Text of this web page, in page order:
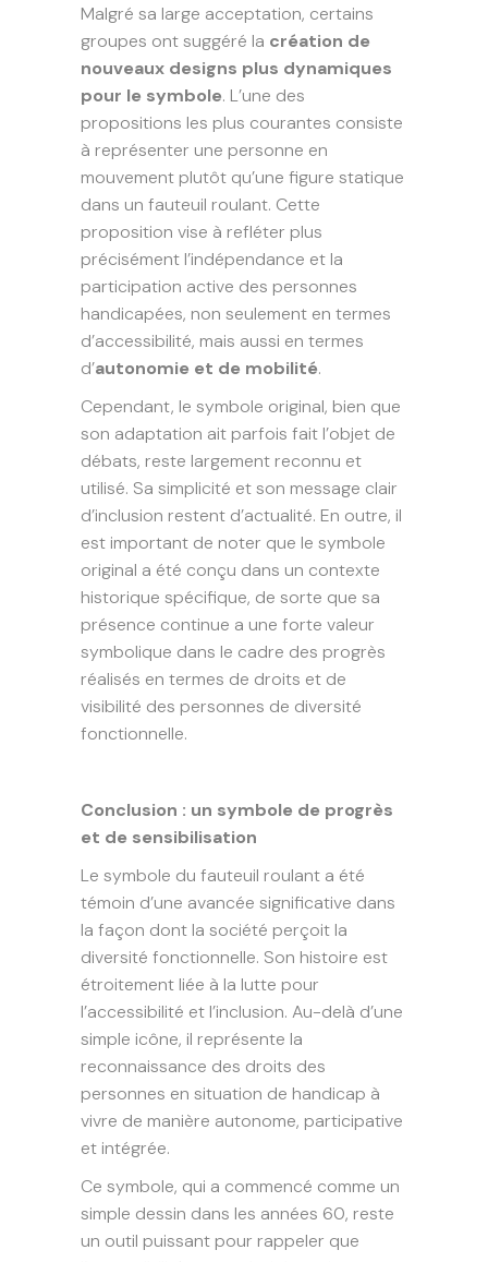
Malgré sa large acceptation, certains
groupes ont suggéré la création de
nouveaux designs plus dynamiques
pour le symbole. L’une des
propositions les plus courantes consiste
à représenter une personne en
mouvement plutôt qu’une figure statique
dans un fauteuil roulant. Cette
proposition vise à refléter plus
précisément l’indépendance et la
participation active des personnes
handicapées, non seulement en termes
d’accessibilité, mais aussi en termes
d’autonomie et de mobilité.
Cependant, le symbole original, bien que
son adaptation ait parfois fait l’objet de
débats, reste largement reconnu et
utilisé. Sa simplicité et son message clair
d’inclusion restent d’actualité. En outre, il
est important de noter que le symbole
original a été conçu dans un contexte
historique spécifique, de sorte que sa
présence continue a une forte valeur
symbolique dans le cadre des progrès
réalisés en termes de droits et de
visibilité des personnes de diversité
fonctionnelle.
Conclusion : un symbole de progrès
et de sensibilisation
Le symbole du fauteuil roulant a été
témoin d’une avancée significative dans
la façon dont la société perçoit la
diversité fonctionnelle. Son histoire est
étroitement liée à la lutte pour
l’accessibilité et l’inclusion. Au-delà d’une
simple icône, il représente la
reconnaissance des droits des
personnes en situation de handicap à
vivre de manière autonome, participative
et intégrée.
Ce symbole, qui a commencé comme un
simple dessin dans les années 60, reste
un outil puissant pour rappeler que